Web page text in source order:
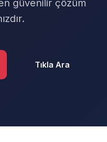
güvenilir çözüm
Tıkla Ara